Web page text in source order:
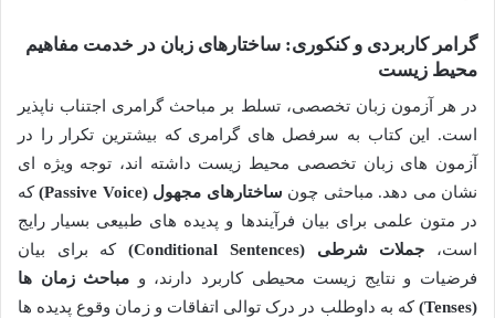
گرامر کاربردی و کنکوری: ساختارهای زبان در خدمت مفاهیم
محیط زیست
در هر آزمون زبان تخصصی، تسلط بر مباحث گرامری اجتناب ناپذیر
است. این کتاب به سرفصل های گرامری که بیشترین تکرار را در
آزمون های زبان تخصصی محیط زیست داشته اند، توجه ویژه ای
نشان می دهد. مباحثی چون ساختارهای مجهول (Passive Voice)
که
در متون علمی برای بیان فرآیندها و پدیده های طبیعی بسیار رایج
است، جملات شرطی (Conditional Sentences)
که برای بیان
فرضیات و نتایج زیست محیطی کاربرد دارند، و مباحث زمان ها
(Tenses)
که به داوطلب در درک توالی اتفاقات و زمان وقوع پدیده ها